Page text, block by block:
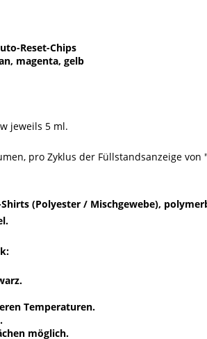
Reset-Chips
magenta, gelb
jeweils 5 ml.
pro Zyklus der Füllstandsanzeige
(Polyester / Mischgewebe),
Temperaturen.
möglich.